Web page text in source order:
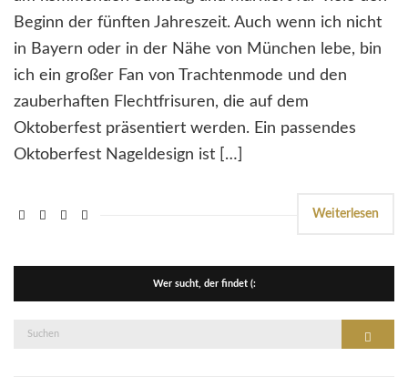
Beginn der fünften Jahreszeit. Auch wenn ich nicht
in Bayern oder in der Nähe von München lebe, bin
ich ein großer Fan von Trachtenmode und den
zauberhaften Flechtfrisuren, die auf dem
Oktoberfest präsentiert werden. Ein passendes
Oktoberfest Nageldesign ist […]
Weiterlesen
Wer sucht, der findet (:
Suche